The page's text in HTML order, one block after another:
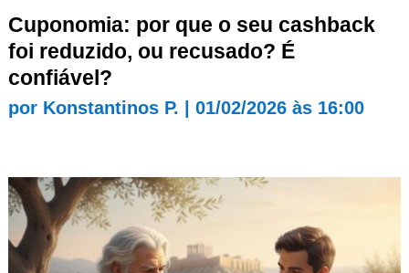
Cuponomia: por que o seu cashback
foi reduzido, ou recusado? É
confiável?
por Konstantinos P. 01/02/2026 às 16:00